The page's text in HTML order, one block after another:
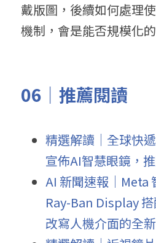
戴版圖，後續如何處理
機制，會是能否規模化
06｜推薦閱讀
精選解讀｜全球快
宣佈AI智慧眼鏡，
AI 新聞速報｜Meta
Ray-Ban Display
改寫人機介面的全